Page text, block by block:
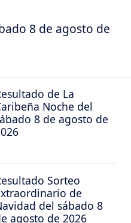
8 de agosto de
de La
Noche del
8 de agosto de
Sorteo
de
del sábado 8
agosto de 2026